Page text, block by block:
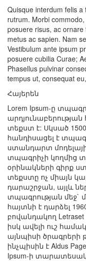
Quisque interdum felis
rutrum. Morbi
posuere risus, ac
metus ac sapien. Nam
Vestibulum ante ipsum
posuere cubilia Curae;
Phasellus pulvinar
tempus ut, consequat
Հայերեն
Lorem Ipsum-ը
տեքստ է: Սկսած
հանդիսացել է
ստանդարտ
տպագրիչի կողմից
օրինակների գիրք
տեքստը ոչ միայն
դարաշրջան, այլև
տպագրության մեջ`
հայտնի է դարձել
բովանդակող
իսկ ավելի ուշ
այնպիսի
ինչպիսին է Aldus
Ipsum-ի